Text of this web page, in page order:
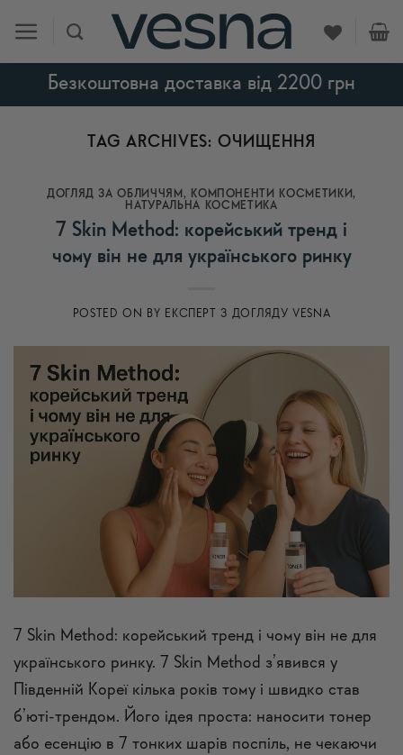
content
Безкоштовна доставка від 2200 грн
TAG ARCHIVES: ОЧИЩЕННЯ
ДОГЛЯД ЗА ОБЛИЧЧЯМ , КОМПОНЕНТИ КОСМЕТИКИ ,
НАТУРАЛЬНА КОСМЕТИКА
7 Skin Method: корейський тренд і
чому він не для українського ринку
POSTED ON BY ЕКСПЕРТ З ДОГЛЯДУ VESNA
7 Skin Method: корейський тренд і чому він не для
українського ринку. 7 Skin Method з’явився у
Південній Кореї кілька років тому і швидко став
б’юті-трендом. Його ідея проста: наносити тонер
або есенцію в 7 тонких шарів поспіль, не чекаючи